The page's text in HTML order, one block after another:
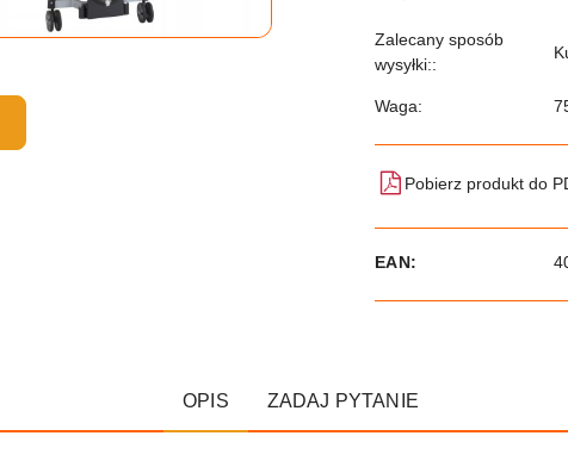
Zalecany sposób
wysyłki::
Waga:
Pobierz produkt do
EAN:
OPIS ZADAJ PYTANIE